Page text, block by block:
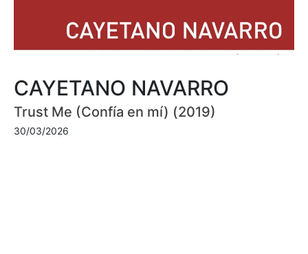
CAYETANO NAVARRO
Trust Me (Confía en mí) (2019)
30/03/2026